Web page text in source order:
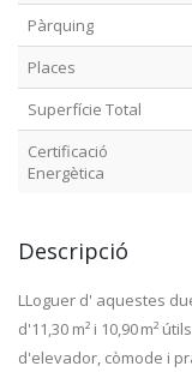
Pàrquing
Places
Superfície Total
Certificació
Energètica
Descripció
LLoguer d' aquestes
d'11,30 m² i 10,90 m²
d'elevador, còmode i